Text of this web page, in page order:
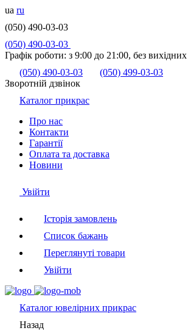
ua ru
(050) 490-03-03
(050) 490-03-03
Графік роботи: з 9:00 до 21:00, без вихідних
(050) 490-03-03
(050) 499-03-03
Зворотній дзвінок
Каталог прикрас
Про нас
Контакти
Гарантії
Оплата та доставка
Новини
Увійти
Історія замовлень
Список бажань
Переглянуті товари
Увійти
Каталог ювелірних прикрас
Назад